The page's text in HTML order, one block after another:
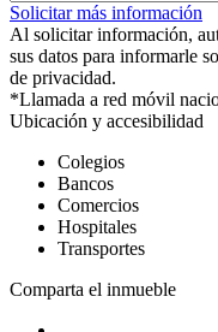
Solicitar más información
Al solicitar información,
sus datos para informarle
de privacidad.
*Llamada a red móvil
Ubicación y accesibilidad
Colegios
Bancos
Comercios
Hospitales
Transportes
Comparta el inmueble